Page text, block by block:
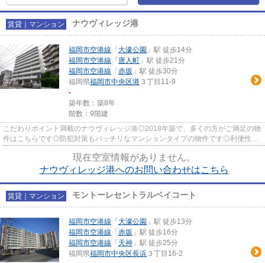
賃貸｜マンション ナウヴィレッジ港
福岡市空港線 「大濠公園 」駅 徒歩14分
福岡市空港線 「唐人町 」駅 徒歩21分
福岡市空港線 「赤坂 」駅 徒歩30分
福岡県福岡市中央区港 ３丁目11-9
-
築年数：築8年
階数：9階建
こだわりポイント満載のナウヴィレッジ港◎2018年築で、多くの方がご満足の物
件はこちらです◎防犯対策もバッチリなマンションタイプの物件です◎利便性の
高い設備として注目されているの...
現在空室情報がありません。
ナウヴィレッジ港へのお問い合わせはこちら
賃貸｜マンション モントーレセントラルベイコート
福岡市空港線 「大濠公園 」駅 徒歩13分
福岡市空港線 「赤坂 」駅 徒歩16分
福岡市空港線 「天神 」駅 徒歩25分
福岡県福岡市中央区長浜 ３丁目16-2